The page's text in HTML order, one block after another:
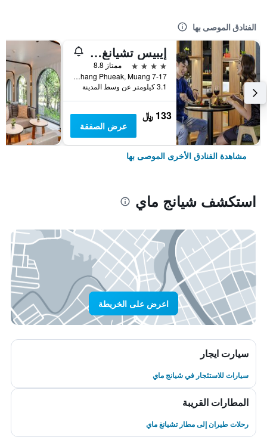
الفنادق الموصى بها
إيبيس تشيانغ ماي نيمان جورنيوب
4 نجوم
ممتاز 8.8
7-17 Moo 2, Huay Kaew Road Chang Phueak, Muang, شيانج ماي, تايلاند
3.1 كيلومتر عن وسط المدينة
133 ﷼
عرض الصفقة
مشاهدة الفنادق الأخرى الموصى بها
استكشف شيانج ماي
اعرض على الخريطة
سيارت ايجار
سيارات للاستئجار في شيانج ماي
المطارات القريبة
رحلات طيران إلى مطار تشيانغ ماي